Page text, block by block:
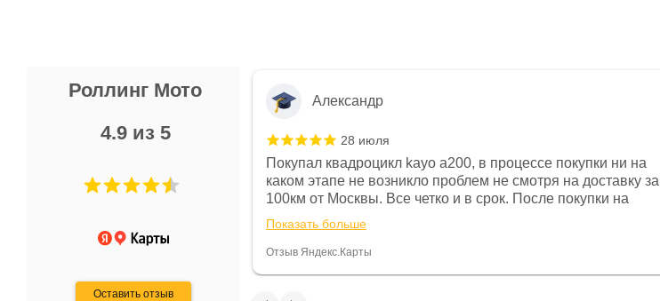
Роллинг Мото
4.9 из 5
Оставить отзыв
Не понравились условия
и дают только на год)
Александр
28 июля
Покупал квадроцикл kayo a200, в процессе покупки ни на
каком этапе не возникло проблем не смотря на доставку за
100км от Москвы. Все четко и в срок. После покупки на
спидометре всегда был 0, при этом представители магазина
постоянно были на связи и в итоге проблема была решена.
Считаю, что это говорит о небезразличии к клиенту после
Показать больше
Отзыв Яндекс.Карты